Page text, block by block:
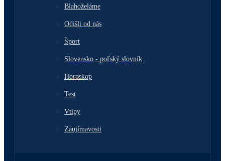
Blahoželáme
Odišli od nás
Šport
Slovensko - poľský slovník
Horoskop
Test
Vtipy
Zaujímavosti